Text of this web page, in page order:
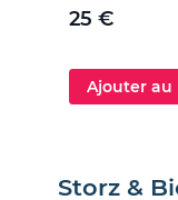
25 €
Ajouter au
Storz &